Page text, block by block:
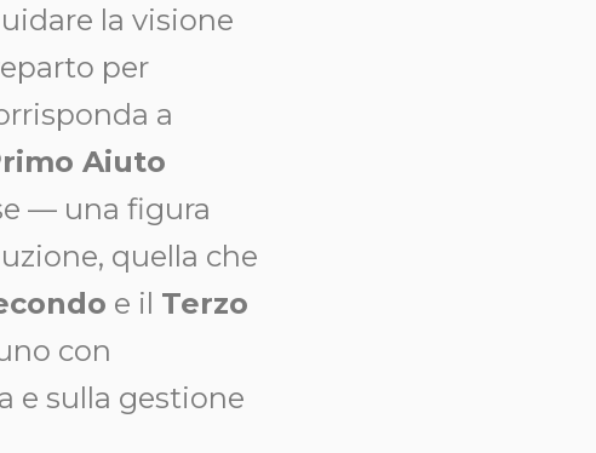
la visione
per
a
Aiuto
— una figura
quella che
e il Terzo
con
e sulla gestione